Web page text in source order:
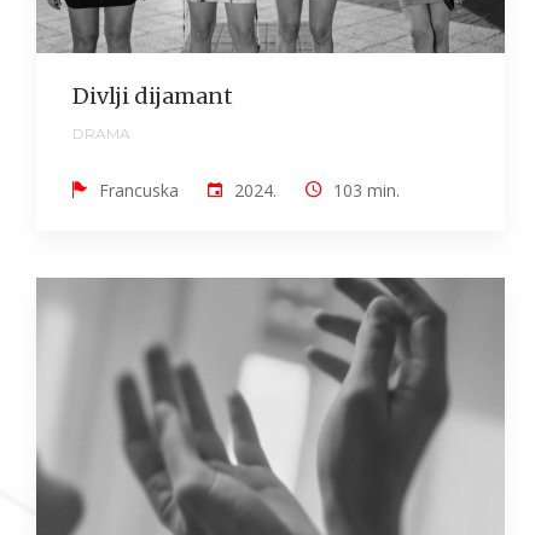
Divlji dijamant
DRAMA
Francuska 2024. 103 min.